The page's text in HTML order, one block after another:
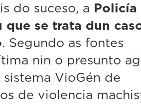
do suceso, a Policía
se trata dun
. Segundo as fontes
nin o presunto
VioGén de
de violencia